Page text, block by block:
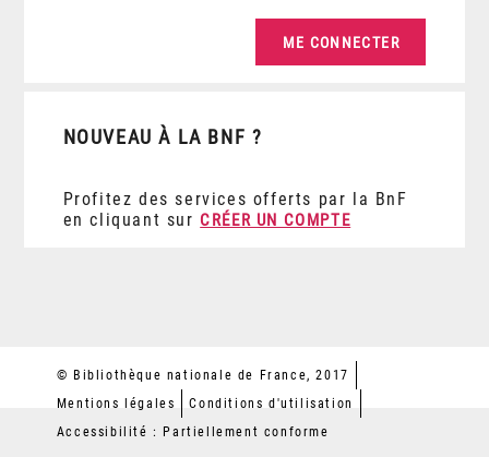
NOUVEAU À LA BNF ?
Profitez des services offerts par la BnF
en cliquant sur CRÉER UN COMPTE
© Bibliothèque nationale de France, 2017
Mentions légales
Conditions d'utilisation
Accessibilité : Partiellement conforme